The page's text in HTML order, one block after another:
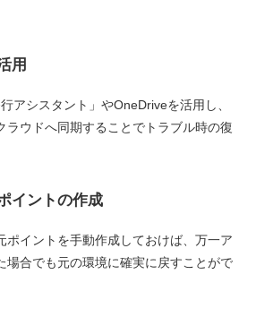
用
アシスタント」やOneDriveを活用し、
ラウドへ同期することでトラブル時の復
イントの作成
ポイントを手動作成しておけば、万一ア
場合でも元の環境に確実に戻すことがで